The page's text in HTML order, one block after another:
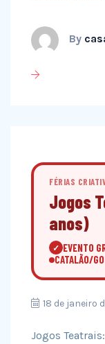
By
FÉRIAS
Jogos
anos)
✓ EVENTO
CATALÃO/GO
18 de janeiro
Jogos